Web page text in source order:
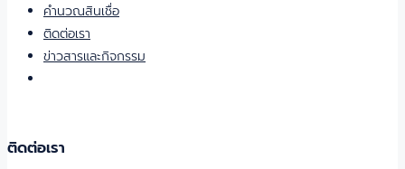
คำนวณสินเชื่อ
ติดต่อเรา
ข่าวสารและกิจกรรม
ติดต่อเรา